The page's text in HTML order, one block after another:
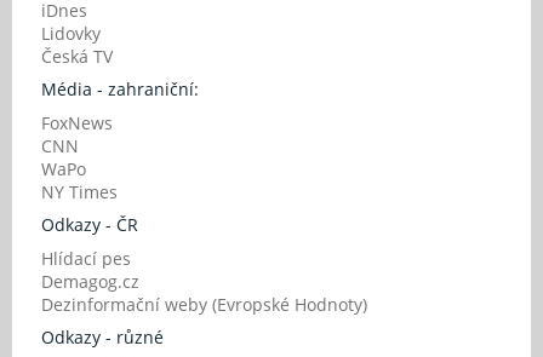
iDnes
Lidovky
Česká TV
Média - zahraniční:
FoxNews
CNN
WaPo
NY Times
Odkazy - ČR
Hlídací pes
Demagog.cz
Dezinformační weby (Evropské Hodnoty)
Odkazy - různé